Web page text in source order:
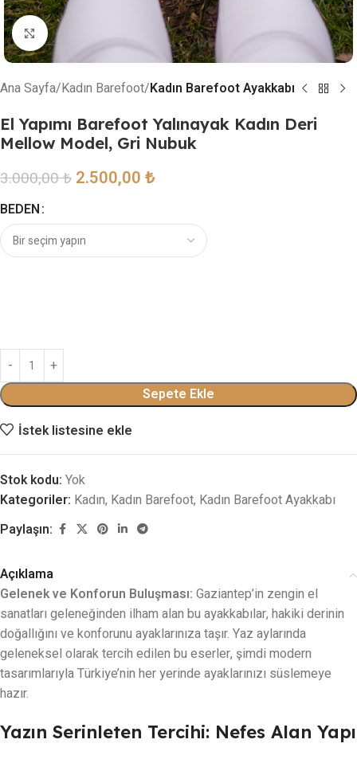
Resmi büyütmek için tıklayın
Ana Sayfa Kadın Barefoot Kadın Barefoot Ayakkabı
El Yapımı Barefoot Yalınayak Kadın Deri
Mellow Model, Gri Nubuk
3.000,00₺ 2.500,00₺
BEDEN
Sepete Ekle
İstek listesine ekle
Stok kodu: Yok
Kategoriler: Kadın, Kadın Barefoot, Kadın Barefoot Ayakkabı
Paylaşın:
Açıklama
Gelenek ve Konforun Buluşması: Gaziantep’in zengin el
sanatları geleneğinden ilham alan bu ayakkabılar, hakiki derinin
doğallığını ve konforunu ayaklarınıza taşır. Yaz aylarında
geleneksel olarak tercih edilen bu eserler, şimdi modern
tasarımlarıyla Türkiye’nin her yerinde ayaklarınızı süslemeye
hazır.
Yazın Serinleten Tercihi: Nefes Alan Yapı